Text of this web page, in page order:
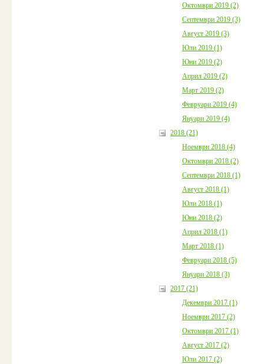
Октомври 2019 (2)
Септември 2019 (3)
Август 2019 (3)
Юли 2019 (1)
Юни 2019 (2)
Април 2019 (2)
Март 2019 (2)
Февруари 2019 (4)
Януари 2019 (4)
2018 (21)
Ноември 2018 (4)
Октомври 2018 (2)
Септември 2018 (1)
Август 2018 (1)
Юли 2018 (1)
Юни 2018 (2)
Април 2018 (1)
Март 2018 (1)
Февруари 2018 (5)
Януари 2018 (3)
2017 (21)
Декември 2017 (1)
Ноември 2017 (2)
Октомври 2017 (1)
Август 2017 (2)
Юли 2017 (2)